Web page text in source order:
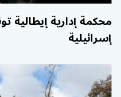
محكمة إدارية
إسرائيلية